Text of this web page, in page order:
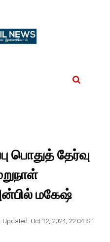
பொதுத் தேர்வு
மகேஷ்
Updated: Oct 12, 2024, 22:04 IST